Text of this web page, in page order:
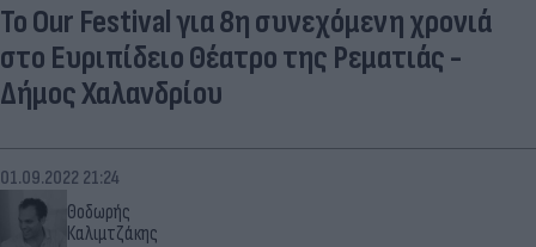
Το Our Festival για 8η συνεχόμενη χρονιά
στο Ευριπίδειο Θέατρο της Ρεματιάς -
Δήμος Χαλανδρίου
Θοδωρής
Καλιμτζάκης
01.09.2022 21:24